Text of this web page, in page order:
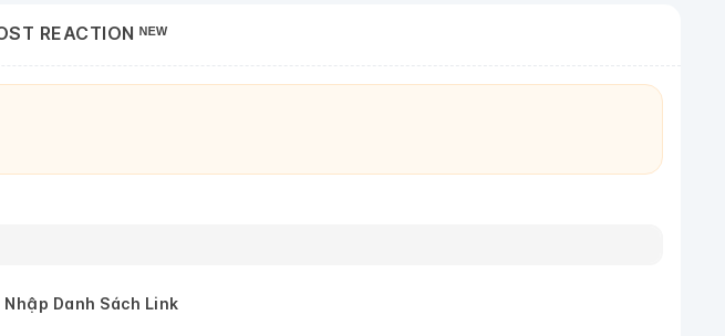
REACTION ᴺᴱᵂ
Danh Sách Link